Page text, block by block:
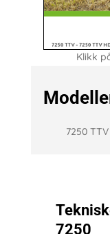
Klikk
7250 TTV
7250